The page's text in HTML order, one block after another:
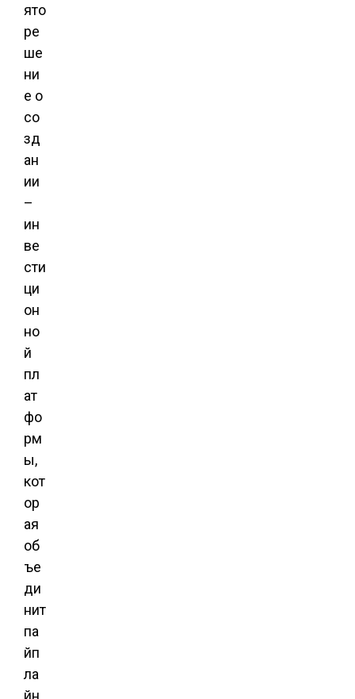
ято
ре
ше
ни
е о
со
зд
ан
ии
–
ин
ве
сти
ци
он
но
й
пл
ат
фо
рм
ы,
кот
ор
ая
об
ъе
ди
нит
па
йп
ла
йн